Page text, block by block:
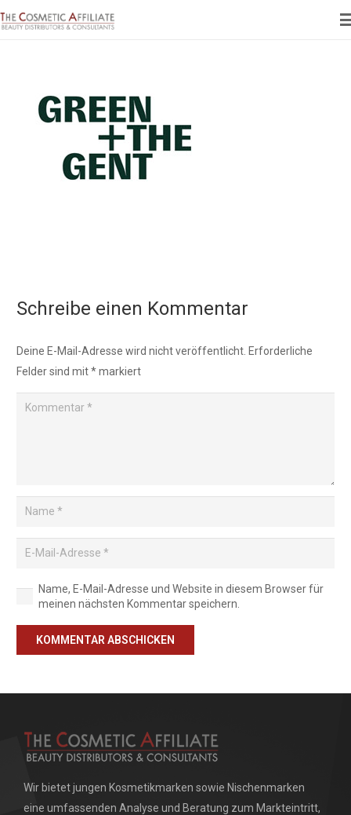
Schreibe einen Kommentar
Deine E-Mail-Adresse wird nicht veröffentlicht. Erforderliche
Felder sind mit*markiert
Name, E-Mail-Adresse und Website in diesem Browser für
meinen nächsten Kommentar speichern.
KOMMENTAR ABSCHICKEN
Wir bietet jungen Kosmetikmarken sowie Nischenmarken
eine umfassenden Analyse und Beratung zum Markteintritt,